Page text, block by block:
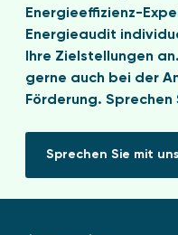
Energieeffizienz-
Energieaudit
Ihre Zielstellungen
gerne auch bei der
Förderung.
Sprechen Sie mit uns
Kontakt zu uns